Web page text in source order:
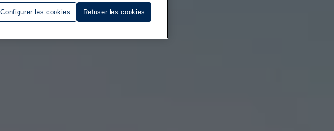
Configurer les cookies Refuser les cookies